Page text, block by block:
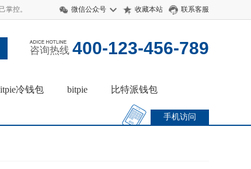
掌控。 微信公众号 收藏本站 联系客服
咨询热线 400-123-456-789
冷钱包 bitpie 比特派钱包
手机访问